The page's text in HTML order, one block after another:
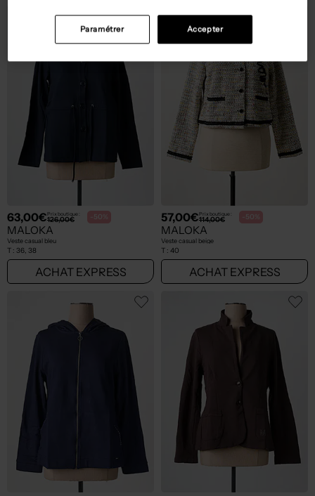
63,00€Prix boutique :
126,00€ -50%
MALOKA
Veste casual bleu
T : 36, 38
ACHAT EXPRESS
57,00€Prix boutique :
114,00€ -50%
MALOKA
Veste casual beige
T : 40
ACHAT EXPRESS
Accepter
Paramétrer